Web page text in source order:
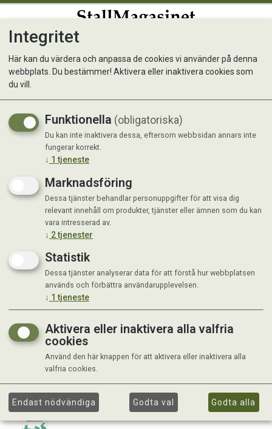
Selective Skin & Coat Care
Supplements 100 g
Nyhet
Integritet
Här kan du värdera och anpassa de cookies vi använder på denna
webbplats. Du bestämmer! Aktivera eller inaktivera cookies som
du vill.
Funktionella (obligatoriska)
Du kan inte inaktivera dessa, eftersom webbsidan annars inte
fungerar korrekt.
↓ 1 tjeneste
Marknadsföring
Dessa tjänster behandlar personuppgifter för att visa dig
relevant innehåll om produkter, tjänster eller ämnen som du kan
vara intresserad av.
↓ 2tjenester
Statistik
Dessa tjänster analyserar data för att förstå hur webbplatsen
används och förbättra användarupplevelsen.
↓ 1 tjeneste
Aktivera eller inaktivera alla valfria
cookies
Använd den här knappen för att aktivera eller inaktivera alla
valfria cookies.
Endast nödvändiga Godta val Godta alla